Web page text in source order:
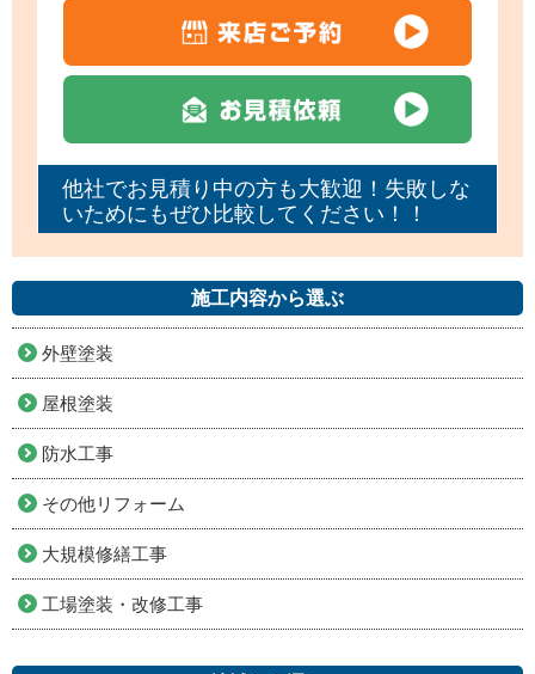
他社でお見積り中の方も大歓迎！失敗しな
いためにもぜひ比較してください！！
施工内容から選ぶ
外壁塗装
屋根塗装
防水工事
その他リフォーム
大規模修繕工事
工場塗装・改修工事